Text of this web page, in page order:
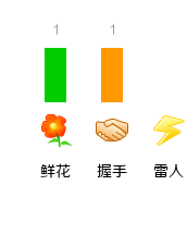
1
鲜花
1
握手 雷人